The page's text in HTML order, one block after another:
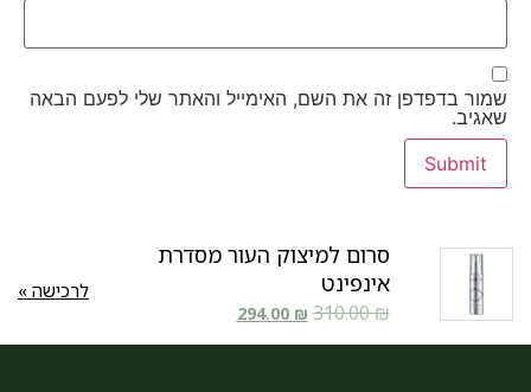
שמור בדפדפן זה את השם, האימייל והאתר שלי לפעם הבאה
שאגיב.
סרום למיצוק העור מסדרת
אינפינט
310.00₪
294.00 ₪
לרכישה »